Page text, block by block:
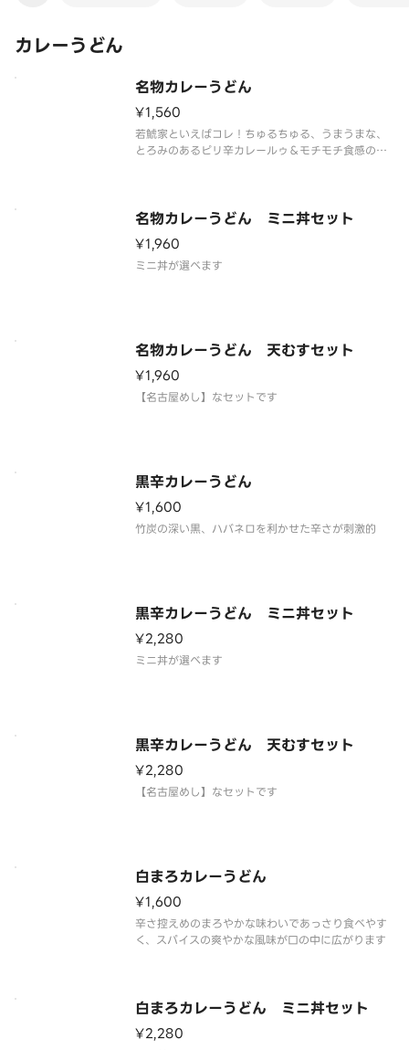
カレーうどん
名物カレーうどん
¥1,560
若鯱家といえばコレ！ちゅるちゅる、うまうまな、
とろみのあるピリ辛カレールゥ＆モチモチ食感の極
名物カレーうどん ミニ丼セット
¥1,960
ミニ丼が選べます
名物カレーうどん 天むすセット
¥1,960
【名古屋めし】なセットです
黒辛カレーうどん
¥1,600
竹炭の深い黒、ハバネロを利かせた辛さが刺激的
黒辛カレーうどん ミニ丼セット
¥2,280
ミニ丼が選べます
黒辛カレーうどん 天むすセット
¥2,280
【名古屋めし】なセットです
白まろカレーうどん
¥1,600
辛さ控えめのまろやかな味わいであっさり食べやす
く、スパイスの爽やかな風味が口の中に広がります
白まろカレーうどん ミニ丼セット
¥2,280